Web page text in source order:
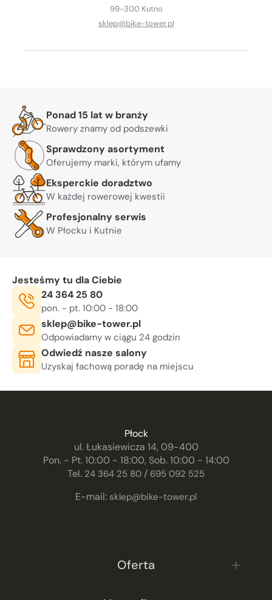
99-300 Kutno
sklep@bike-tower.pl
Warto nam zaufać
Ponad 15 lat w branży
Rowery znamy od podszewki
Sprawdzony asortyment
Oferujemy marki, którym ufamy
Eksperckie doradztwo
W każdej rowerowej kwestii
Profesjonalny serwis
W Płocku i Kutnie
Jesteśmy tu dla Ciebie
Telefon:
24 364 25 80
Godziny otwarcia:
pon. - pt. 10:00 - 18:00, sob. 10:00 - 14:00
E-mail:
sklep@bike-tower.pl
Odpowiadamy w ciągu 24 godzin
Odwiedź nasze salony
Uzyskaj fachową poradę na miejscu
Płock
ul. Łukasiewicza 14, 09-400
Pon. - Pt. 10:00 - 18:00, Sob. 10:00 - 14:00
Tel. 24 364 25 80 / 695 092 525
E-mail: sklep@bike-tower.pl
Oferta